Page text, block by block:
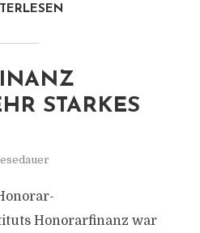
STARKES
Honorarfinanz war